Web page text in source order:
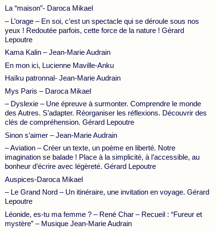
La “maison”- Daroca Mikael
– L’orage – En soi, c’est un spectacle qui se déroule sous nos
yeux ! Redoutée parfois, cette force de la nature ! Gérard
Lepoutre
Kama Kalin – Jean-Marie Audrain
En mon ici, Lucienne Maville-Anku
Haïku patronnal- Jean-Marie Audrain
Mys Paris – Daroca Mikael
– Dyslexie – Une épreuve à surmonter. Comprendre le monde
des Autres. S’adapter. Réorganiser les réflexions. Découvrir des
clés de compréhension. Gérard Lepoutre
Sinon s’aimer – Jean-Marie Audrain
– Aviation – Créer un texte, un poème en liberté. Notre
imagination se balade ! Place à la simplicité, à l’accessible, au
bonheur d’écrire avec légèreté. Gérard Lepoutre
Auspices-Daroca Mikael
– Le Grand Nord – Un itinéraire, une invitation en voyage. Gérard
Lepoutre
Léonide, es-tu ma femme ? – René Char – Recueil : “Fureur et
mystère” – Musique Jean-Marie Audrain